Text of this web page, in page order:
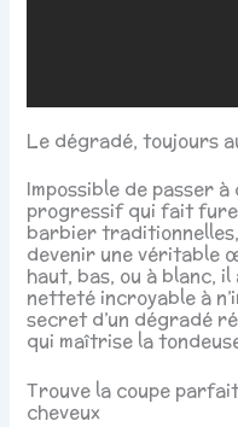
Le dégradé, toujours
Impossible de passer
progressif qui fait
barbier
devenir une véritable
haut, bas, ou à blanc,
netteté incroyable à
secret d’un dégradé
qui maîtrise la
Trouve la coupe
cheveux